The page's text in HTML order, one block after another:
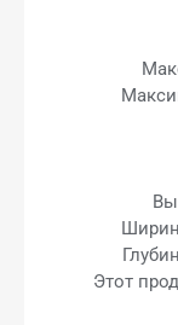
Этот